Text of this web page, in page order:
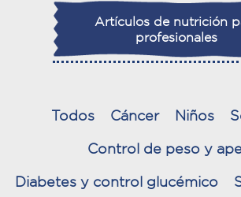
Artículos de nutrición
profesionales
Todos Cáncer Niños
Control de peso y
Diabetes y control glucémico